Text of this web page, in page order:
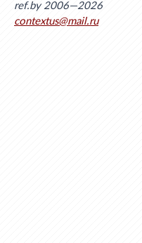
ref.by 2006—2026
contextus@mail.ru